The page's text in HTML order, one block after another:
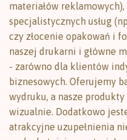
materiałów
specjalistycznych usług
czy złocenie opakowań i
naszej drukarni i główne
- zarówno dla klientów
biznesowych. Oferujemy
wydruku, a nasze
wizualnie. Dodatkowo
atrakcyjne uzupełnienia